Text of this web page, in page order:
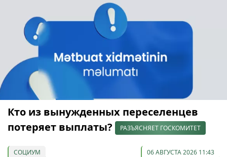
Кто из вынужденных переселенцев
потеряет выплаты?
РАЗЪЯСНЯЕТ ГОСКОМИТЕТ
СОЦИУМ 06 АВГУСТА 2026 11:43